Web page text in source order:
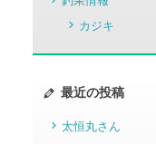
カジキ
最近の投稿
太恒丸さん